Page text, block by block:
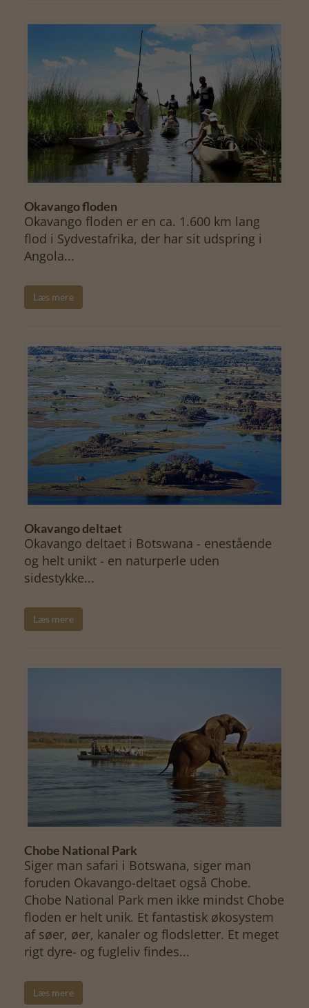
Okavango floden
Okavango floden er en ca. 1.600 km lang
flod i Sydvestafrika, der har sit udspring i
Angola...
Læs mere
Okavango deltaet
Okavango deltaet i Botswana - enestående
og helt unikt - en naturperle uden
sidestykke...
Læs mere
Chobe National Park
Siger man safari i Botswana, siger man
foruden Okavango-deltaet også Chobe.
Chobe National Park men ikke mindst Chobe
floden er helt unik. Et fantastisk økosystem
af søer, øer, kanaler og flodsletter. Et meget
rigt dyre- og fugleliv findes...
Læs mere